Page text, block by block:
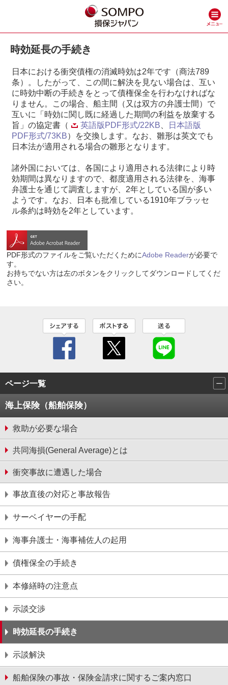
時効延長の手続き
日本における衝突債権の消滅時効は2年です（商法789
条）。したがって、この間に解決を見ない場合は、互い
に時効中断の手続きをとって債権保全を行わなければな
りません。この場合、船主間（又は双方の弁護士間）で
互いに「時効に関し既に経過した期間の利益を放棄する
旨」の協定書（
英語版PDF形式/22KB
日本語版
PDF形式/73KB）を交換します。なお、雛形は英文でも
日本法が適用される場合の雛形となります。
諸外国においては、各国により適用される法律により時
効期間は異なりますので、都度適用される法律を、海事
弁護士を通じて調査しますが、2年としている国が多い
ようです。なお、日本も批准している1910年ブラッセ
ル条約は時効を2年としています。
PDF形式のファイルをご覧いただくためにAdobe Readerが必要で
す。
お持ちでない方は左のボタンをクリックしてダウンロードしてくだ
さい。
ページ一覧
海上保険（船舶保険）
救助が必要な場合
共同海損(General Average)とは
衝突事故に遭遇した場合
事故直後の対応と事故報告
サーベイヤーの手配
海事弁護士・海事補佐人の起用
債権保全の手続き
本修繕時の注意点
示談交渉
時効延長の手続き
示談解決
船舶保険の事故・保険金請求に関するご案内窓口